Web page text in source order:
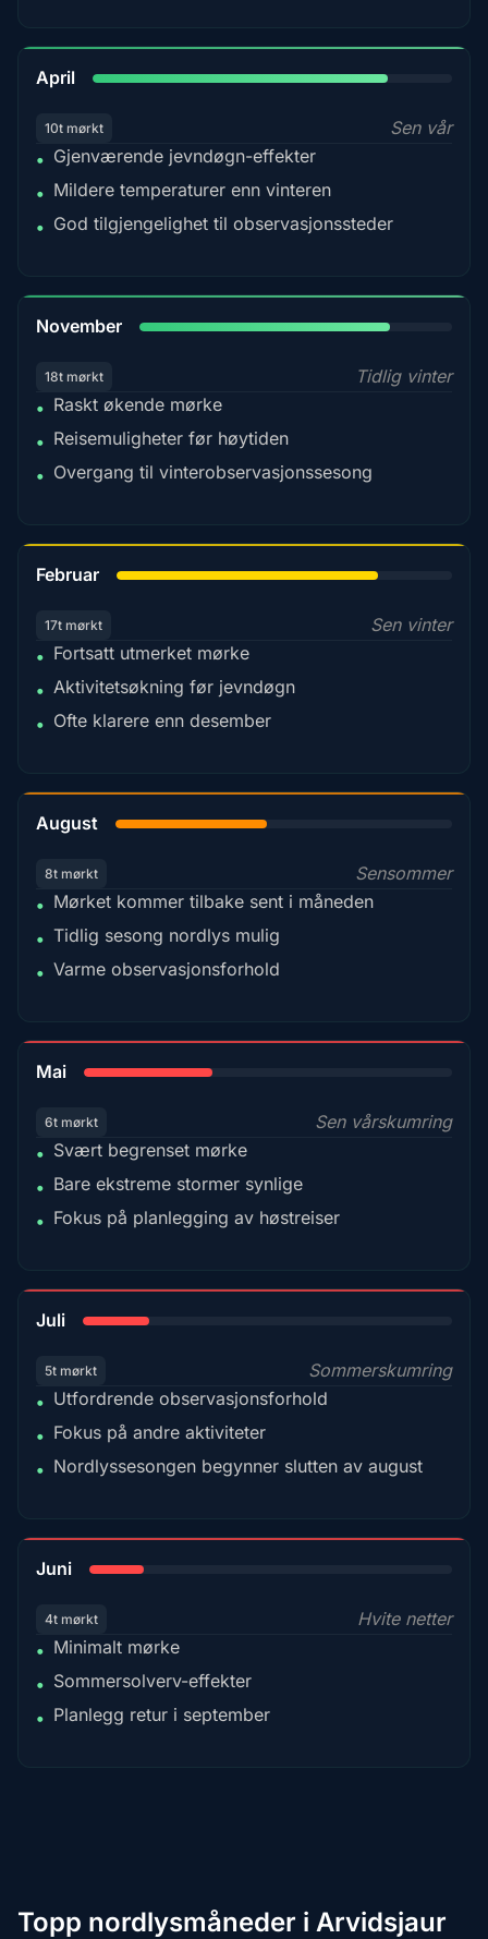
April
10t mørkt
Sen vår
• Gjenværende jevndøgn-effekter
• Mildere temperaturer enn vinteren
• God tilgjengelighet til observasjonssteder
November
18t mørkt
Tidlig vinter
• Raskt økende mørke
• Reisemuligheter før høytiden
• Overgang til vinterobservasjonssesong
Februar
17t mørkt
Sen vinter
• Fortsatt utmerket mørke
• Aktivitetsøkning før jevndøgn
• Ofte klarere enn desember
August
8t mørkt
Sensommer
• Mørket kommer tilbake sent i måneden
• Tidlig sesong nordlys mulig
• Varme observasjonsforhold
Mai
6t mørkt
Sen vårskumring
• Svært begrenset mørke
• Bare ekstreme stormer synlige
• Fokus på planlegging av høstreiser
Juli
5t mørkt
Sommerskumring
• Utfordrende observasjonsforhold
• Fokus på andre aktiviteter
• Nordlyssesongen begynner slutten av august
Juni
4t mørkt
Hvite netter
• Minimalt mørke
• Sommersolverv-effekter
• Planlegg retur i september
Topp nordlysmåneder i Arvidsjaur